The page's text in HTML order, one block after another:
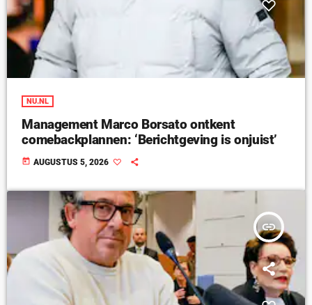
NU.NL
Management Marco Borsato ontkent
comebackplannen: ‘Berichtgeving is onjuist’
today AUGUSTUS 5, 2026
insert_link